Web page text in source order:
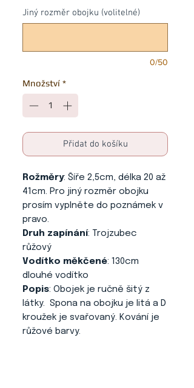
Jiný rozměr obojku (volitelné)
0/50
Množství *
Přidat do košíku
Rožměry: Šíře 2,5cm, délka 20 až
41cm. Pro jiný rozměr obojku
prosím vyplněte do poznámek v
pravo.
Druh zapínání: Trojzubec
růžový
Vodítko měkčené: 130cm
dlouhé vodítko
Popis: Obojek je ručně šitý z
látky. Spona na obojku je litá a D
kroužek je svařovaný. Kování je
růžové barvy.